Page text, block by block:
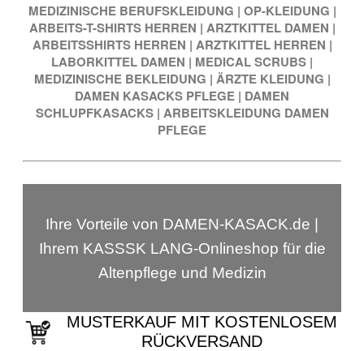
MEDIZINISCHE BERUFSKLEIDUNG | OP-KLEIDUNG |
ARBEITS-T-SHIRTS HERREN | ARZTKITTEL DAMEN |
ARBEITSSHIRTS HERREN | ARZTKITTEL HERREN |
LABORKITTEL DAMEN | MEDICAL SCRUBS |
MEDIZINISCHE BEKLEIDUNG | ÄRZTE KLEIDUNG |
DAMEN KASACKS PFLEGE | DAMEN
SCHLUPFKASACKS | ARBEITSKLEIDUNG DAMEN
PFLEGE
Ihre Vorteile von DAMEN-KASACK.de |
Ihrem KASSSK LANG-Onlineshop für die
Altenpflege und Medizin
MUSTERKAUF MIT KOSTENLOSEM
RÜCKVERSAND